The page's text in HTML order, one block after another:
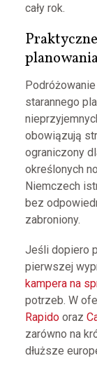
cały rok.
starannego
obowiązują
ograniczony
określonych
Niemczech
bez
zabroniony.
Jeśli dopiero
pierwszej
kampera na
potrzeb. W
Rapidooraz
zarówno na
dłuższe